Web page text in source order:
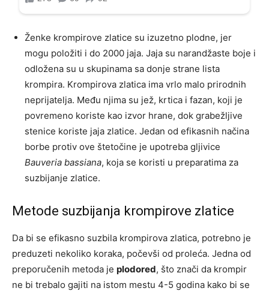
Ženke krompirove zlatice su izuzetno plodne, jer
mogu položiti i do 2000 jaja. Jaja su narandžaste boje i
odložena su u skupinama sa donje strane lista
krompira. Krompirova zlatica ima vrlo malo prirodnih
neprijatelja. Među njima su jež, krtica i fazan, koji je
povremeno koriste kao izvor hrane, dok grabežljive
stenice koriste jaja zlatice. Jedan od efikasnih načina
borbe protiv ove štetočine je upotreba gljivice
Bauveria bassiana, koja se koristi u preparatima za
suzbijanje zlatice.
Metode suzbijanja krompirove zlatice
Da bi se efikasno suzbila krompirova zlatica, potrebno je
preduzeti nekoliko koraka, počevši od proleća. Jedna od
preporučenih metoda je plodored, što znači da krompir
ne bi trebalo gajiti na istom mestu 4-5 godina kako bi se